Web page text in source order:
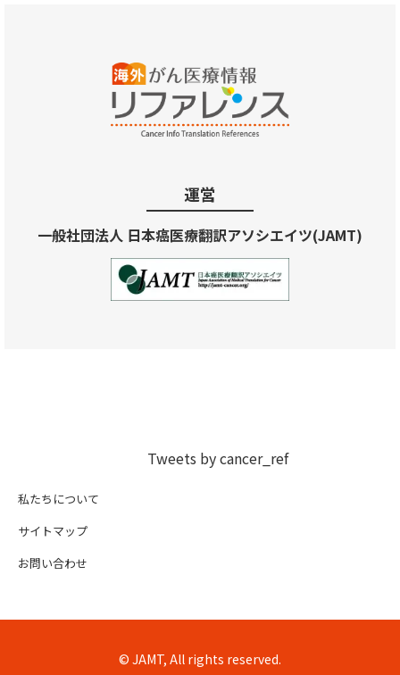
運営
一般社団法人 日本癌医療翻訳アソシエイツ(JAMT)
Tweets by cancer_ref
私たちについて
サイトマップ
お問い合わせ
© JAMT, All rights reserved.